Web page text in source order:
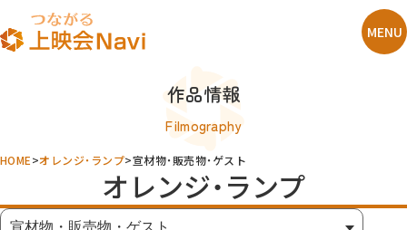
作品情報
Filmography
HOME オレンジ・ランプ 宣材物・販売物・ゲスト
オレンジ・ランプ